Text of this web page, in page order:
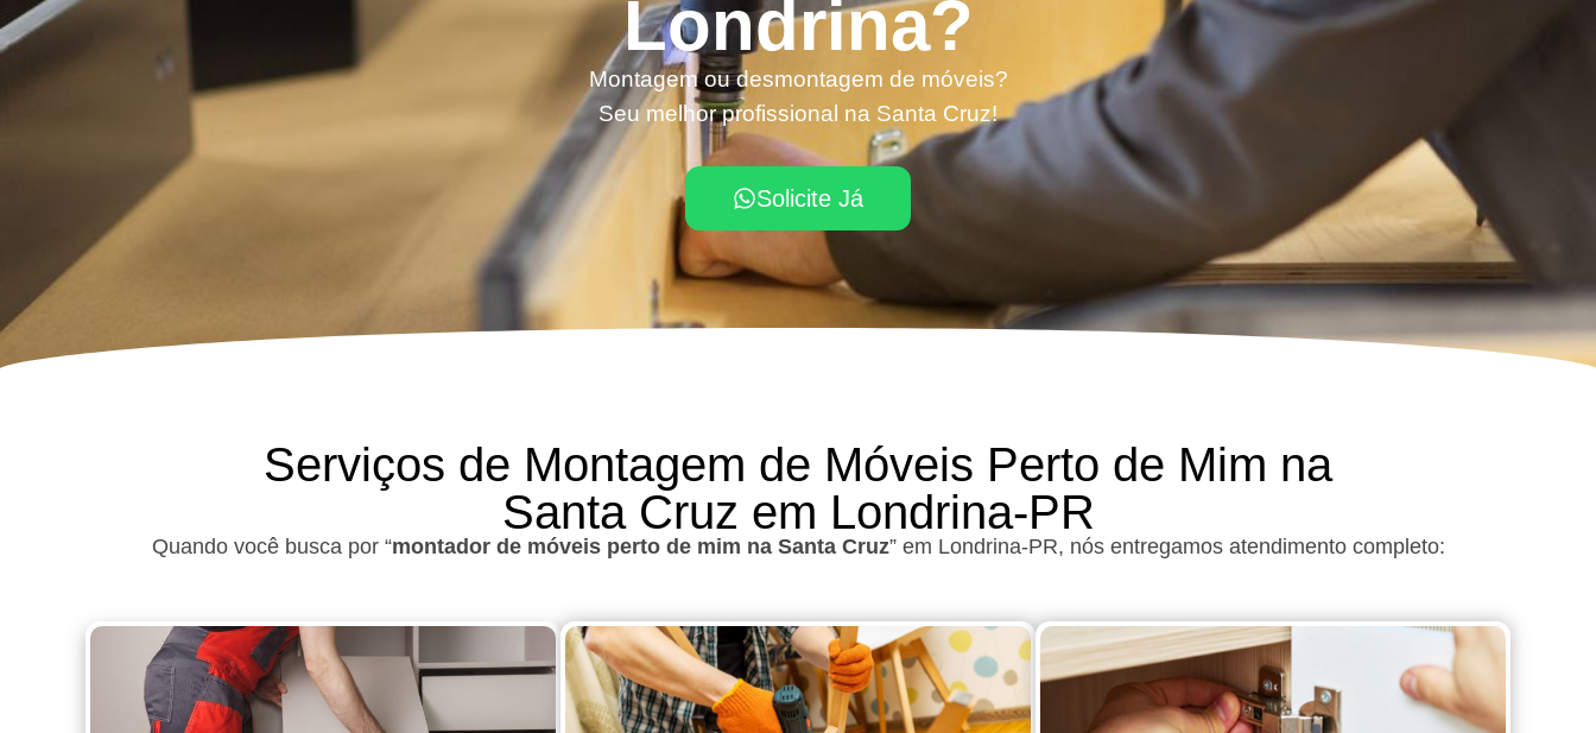
Londrina?
Montagem ou desmontagem de móveis?
Seu melhor profissional na Santa Cruz!
Solicite Já
Serviços de Montagem de Móveis Perto de Mim na
Santa Cruz em Londrina-PR
Quando você busca por “montador de móveis perto de mim na Santa Cruz” em Londrina-PR, nós entregamos atendimento completo: